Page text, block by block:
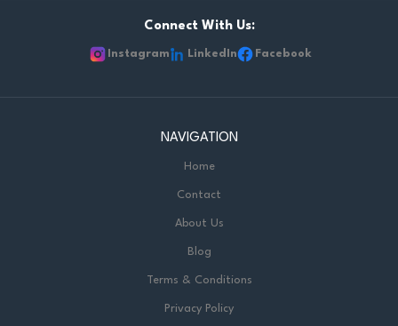
the technician performs analyses, extractions, specific
operations and reports to monitor or comply with the
Connect With Us:
Instagram LinkedIn Facebook
NAVIGATION
Home
Contact
About Us
Blog
Terms & Conditions
Privacy Policy